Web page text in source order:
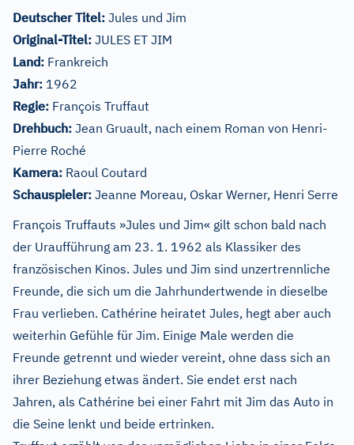
Deutscher Titel: Jules und Jim
Original-Titel: JULES ET JIM
Land: Frankreich
Jahr: 1962
Regie: François Truffaut
Drehbuch: Jean Gruault, nach einem Roman von Henri-
Pierre Roché
Kamera: Raoul Coutard
Schauspieler: Jeanne Moreau, Oskar Werner, Henri Serre
François Truffauts »Jules und Jim« gilt schon bald nach
der Uraufführung am 23. 1. 1962 als Klassiker des
französischen Kinos. Jules und Jim sind unzertrennliche
Freunde, die sich um die Jahrhundertwende in dieselbe
Frau verlieben. Cathérine heiratet Jules, hegt aber auch
weiterhin Gefühle für Jim. Einige Male werden die
Freunde getrennt und wieder vereint, ohne dass sich an
ihrer Beziehung etwas ändert. Sie endet erst nach
Jahren, als Cathérine bei einer Fahrt mit Jim das Auto in
die Seine lenkt und beide ertrinken.